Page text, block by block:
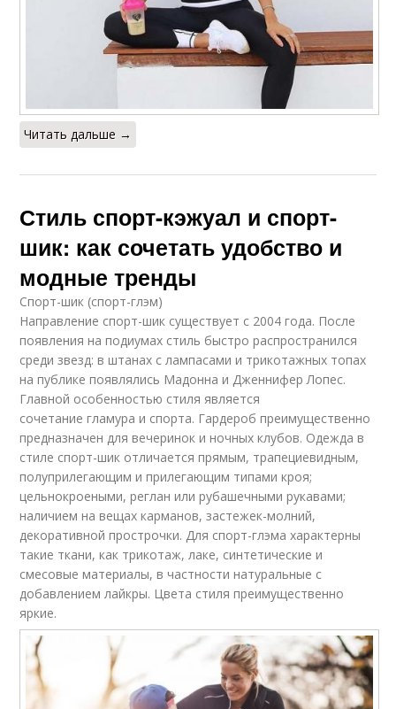
Читать дальше →
Стиль спорт-кэжуал и спорт-
шик: как сочетать удобство и
модные тренды
Спорт-шик (спорт-глэм)
Направление спорт-шик существует с 2004 года. После
появления на подиумах стиль быстро распространился
среди звезд: в штанах с лампасами и трикотажных топах
на публике появлялись Мадонна и Дженнифер Лопес.
Главной особенностью стиля является
сочетание гламура и спорта. Гардероб преимущественно
предназначен для вечеринок и ночных клубов. Одежда в
стиле спорт-шик отличается прямым, трапециевидным,
полуприлегающим и прилегающим типами кроя;
цельнокроеными, реглан или рубашечными рукавами;
наличием на вещах карманов, застежек-молний,
декоративной прострочки. Для спорт-глэма характерны
такие ткани, как трикотаж, лаке, синтетические и
смесовые материалы, в частности натуральные с
добавлением лайкры. Цвета стиля преимущественно
яркие.